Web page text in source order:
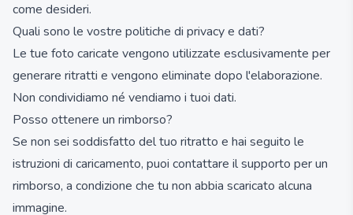
come desideri.
Quali sono le vostre politiche di privacy e dati?
Le tue foto caricate vengono utilizzate esclusivamente per
generare ritratti e vengono eliminate dopo l'elaborazione.
Non condividiamo né vendiamo i tuoi dati.
Posso ottenere un rimborso?
Se non sei soddisfatto del tuo ritratto e hai seguito le
istruzioni di caricamento, puoi contattare il supporto per un
rimborso, a condizione che tu non abbia scaricato alcuna
immagine.